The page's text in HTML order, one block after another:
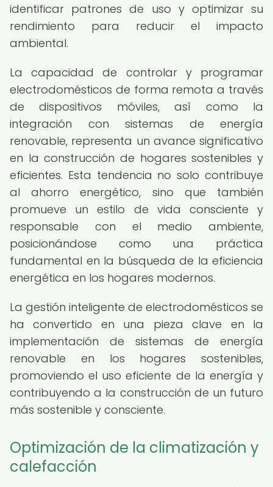
identificar patrones de uso y optimizar su
rendimiento para reducir el impacto
ambiental.
La capacidad de controlar y programar
electrodomésticos de forma remota a través
de dispositivos móviles, así como la
integración con sistemas de energía
renovable, representa un avance significativo
en la construcción de hogares sostenibles y
eficientes. Esta tendencia no solo contribuye
al ahorro energético, sino que también
promueve un estilo de vida consciente y
responsable con el medio ambiente,
posicionándose como una práctica
fundamental en la búsqueda de la eficiencia
energética en los hogares modernos.
La gestión inteligente de electrodomésticos se
ha convertido en una pieza clave en la
implementación de sistemas de energía
renovable en los hogares sostenibles,
promoviendo el uso eficiente de la energía y
contribuyendo a la construcción de un futuro
más sostenible y consciente.
Optimización de la climatización y
calefacción